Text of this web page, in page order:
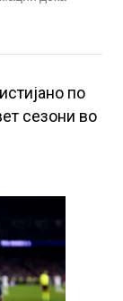
по
сезони во